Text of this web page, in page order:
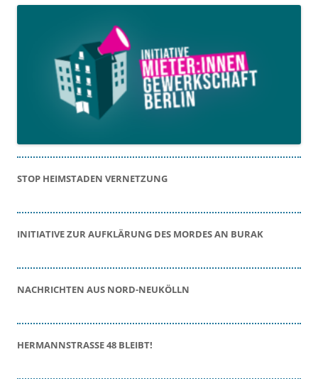
STOP HEIMSTADEN VERNETZUNG
INITIATIVE ZUR AUFKLÄRUNG DES MORDES AN BURAK
NACHRICHTEN AUS NORD-NEUKÖLLN
HERMANNSTRASSE 48 BLEIBT!